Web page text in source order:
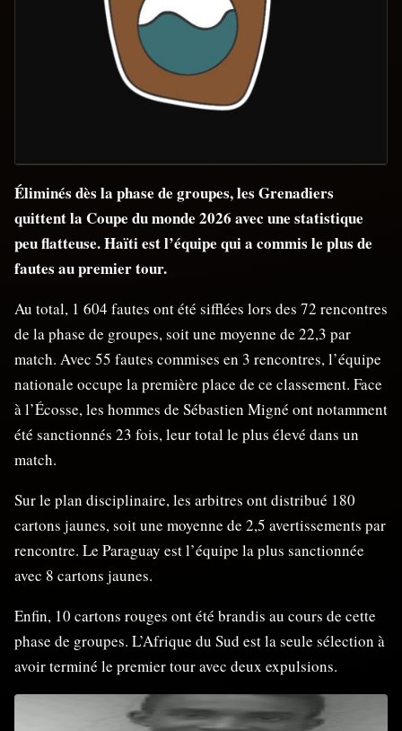
Éliminés dès la phase de groupes, les Grenadiers
quittent la Coupe du monde 2026 avec une statistique
peu flatteuse. Haïti est l’équipe qui a commis le plus de
fautes au premier tour.
Au total, 1 604 fautes ont été sifflées lors des 72 rencontres
de la phase de groupes, soit une moyenne de 22,3 par
match. Avec 55 fautes commises en 3 rencontres, l’équipe
nationale occupe la première place de ce classement. Face
à l’Écosse, les hommes de Sébastien Migné ont notamment
été sanctionnés 23 fois, leur total le plus élevé dans un
match.
Sur le plan disciplinaire, les arbitres ont distribué 180
cartons jaunes, soit une moyenne de 2,5 avertissements par
rencontre. Le Paraguay est l’équipe la plus sanctionnée
avec 8 cartons jaunes.
Enfin, 10 cartons rouges ont été brandis au cours de cette
phase de groupes. L’Afrique du Sud est la seule sélection à
avoir terminé le premier tour avec deux expulsions.